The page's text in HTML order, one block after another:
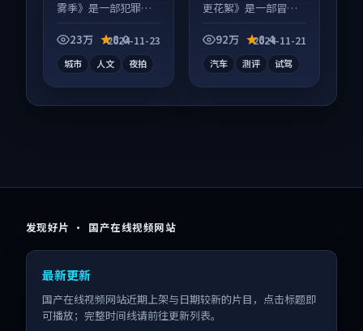
雾季》是一部犯罪向
素齐全，观感爽快不
23万 8.0
2024-11-23
城市 人文 夜拍
更花絮》是一部冒险
大屏端观看，细节更
92万 8.4
2024-11-21
汽车 测评 试驾
发现好片 · 国产在线视频网站
最新更新
国产在线视频网站近期上架与日期较新的片目，点击标题即
可播放；完整时间线请前往更新列表。